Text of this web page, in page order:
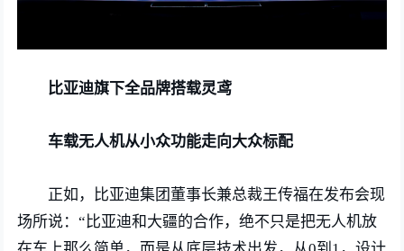
比亚迪旗下全品牌搭载灵鸢
车载无人机从小众功能走向大众标配
正如，比亚迪集团董事长兼总裁王传福在发布会现
场所说：“比亚迪和大疆的合作，绝不只是把无人机放